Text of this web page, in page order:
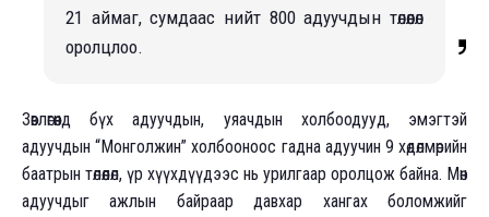
21 аймаг, сумдаас нийт 800 адуучдын төлөөлөл
оролцлоо.
Зөвлөгөөнд бүх адуучдын, уяачдын холбоодууд, эмэгтэй
адуучдын “Монголжин” холбооноос гадна адуучин 9 хөдөлмөрийн
баатрын төлөөлөл, үр хүүхдүүдээс нь урилгаар оролцож байна. Мөн
адуучдыг ажлын байраар давхар хангах боломжийг